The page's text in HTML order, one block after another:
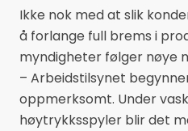
Ikke nok med at slik
å forlange full brems i
myndigheter følger nøye
– Arbeidstilsynet
oppmerksomt. Under
høytrykksspyler blir det